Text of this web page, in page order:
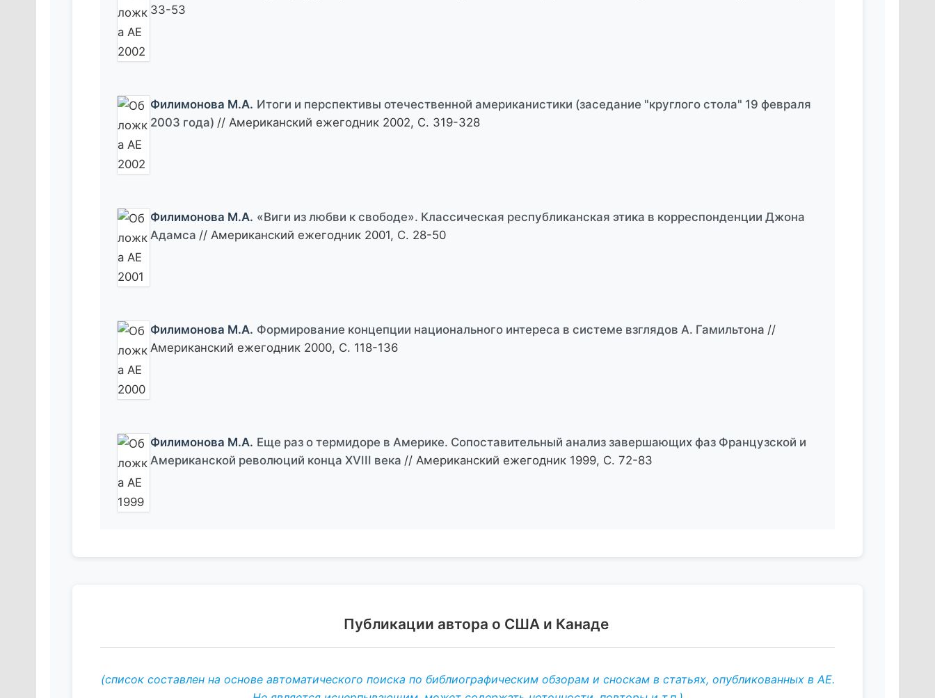
33-53
Филимонова М.А. Итоги и перспективы отечественной американистики (заседание "круглого стола" 19 февраля
2003 года) // Американский ежегодник 2002, С. 319-328
Филимонова М.А. «Виги из любви к свободе». Классическая республиканская этика в корреспонденции Джона
Адамса // Американский ежегодник 2001, С. 28-50
Филимонова М.А. Формирование концепции национального интереса в системе взглядов А. Гамильтона //
Американский ежегодник 2000, С. 118-136
Филимонова М.А. Еще раз о термидоре в Америке. Сопоставительный анализ завершающих фаз Французской и
Американской революций конца XVIII века // Американский ежегодник 1999, С. 72-83
Публикации автора о США и Канаде
(список составлен на основе автоматического поиска по библиографическим обзорам и сноскам в статьях, опубликованных в АЕ.